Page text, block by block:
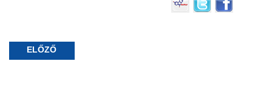
ELŐZŐ